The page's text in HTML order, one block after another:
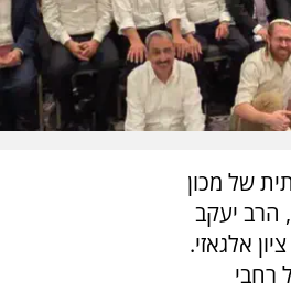
של מכון
הרב יעקב
אלגאזי.
רחבי